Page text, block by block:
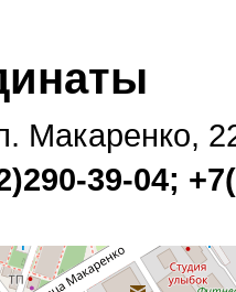
Макаренко,
39-04;